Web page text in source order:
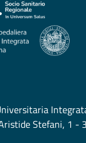
Stefani, 1 -